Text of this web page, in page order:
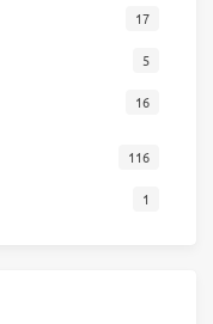
17
5
16
116
1